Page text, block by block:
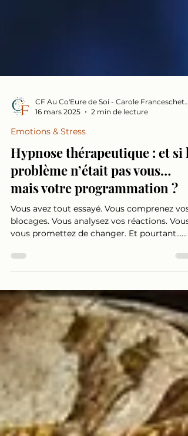
16 mars 2025
Emotions & Stress
Hypnose thérapeutique : et si le
problème n’était pas vous…
mais votre programmation ?
Vous avez tout essayé. Vous comprenez vos
vous promettez de changer. Et pourtant…
L’anxiété revient. Les mêmes schémas se
un manque de volonté. C’est votre
inconscient qui pilote. "Quand on pense
positivement on trouve des solutions sur
tout, quand on pense négativement on ne
trouve que des problèmes partout"
vous n’arrivez pas à changer seul(e) ? Parce
que 90 % de vos comporte